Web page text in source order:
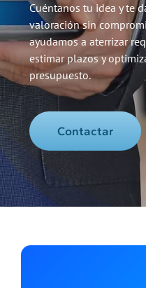
Cuéntanos tu idea y te
valoración sin
ayudamos a aterrizar
estimar plazos y
presupuesto.
Contactar